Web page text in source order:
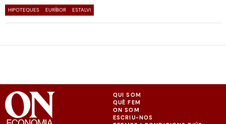
HIPOTEQUES EURÍBOR ESTALVI
QUI SOM
QUÈ FEM
ON SOM
ESCRIU-NOS